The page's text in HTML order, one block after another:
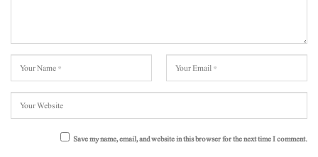
Save my name, email, and website in this browser for the next time I comment.